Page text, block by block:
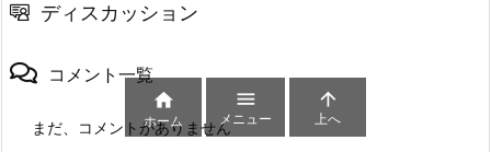
ディスカッション
コメント一覧
まだ、コメントがありません

ホーム

メニュー

上へ